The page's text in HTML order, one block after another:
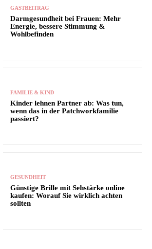
GASTBEITRAG
Darmgesundheit bei Frauen: Mehr
Energie, bessere Stimmung &
Wohlbefinden
FAMILIE & KIND
Kinder lehnen Partner ab: Was tun,
wenn das in der Patchworkfamilie
passiert?
GESUNDHEIT
Günstige Brille mit Sehstärke online
kaufen: Worauf Sie wirklich achten
sollten